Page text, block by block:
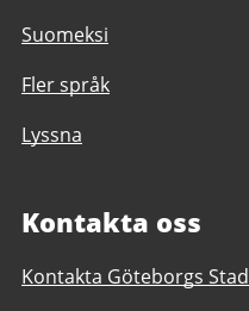
Suomeksi
Fler språk
Lyssna
Kontakta oss
Kontakta Göteborgs Stad